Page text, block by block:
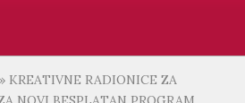
» KREATIVNE RADIONICE ZA